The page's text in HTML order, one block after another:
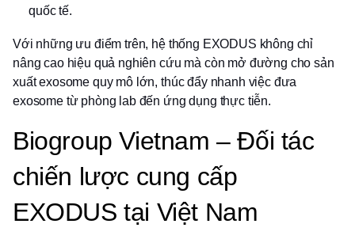
quốc tế.
Với những ưu điểm trên, hệ thống EXODUS không chỉ
nâng cao hiệu quả nghiên cứu mà còn mở đường cho sản
xuất exosome quy mô lớn, thúc đẩy nhanh việc đưa
exosome từ phòng lab đến ứng dụng thực tiễn.
Biogroup Vietnam – Đối tác
chiến lược cung cấp
EXODUS tại Việt Nam